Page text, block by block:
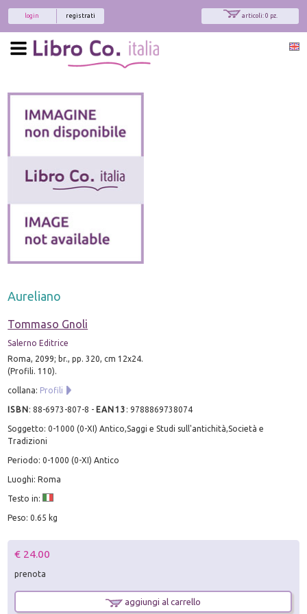
articoli: 0 pz.
registrati
login
Aureliano
Tommaso Gnoli
Salerno Editrice
Roma, 2099; br., pp. 320, cm 12x24.
(Profili. 110).
collana: Profili
ISBN:88-6973-807-8 - EAN13 :9788869738074
Soggetto: 0-1000 (0-XI) Antico,Saggi e Studi sull'antichità,Società e
Tradizioni
Periodo: 0-1000 (0-XI) Antico
Luoghi: Roma
Testo in:
Peso: 0.65 kg
€ 24.00
prenota
aggiungi al carrello